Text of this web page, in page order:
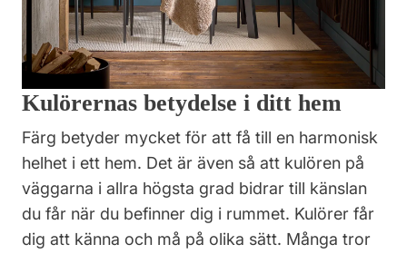
Kulörernas betydelse i ditt hem
Färg betyder mycket för att få till en harmonisk
helhet i ett hem. Det är även så att kulören på
väggarna i allra högsta grad bidrar till känslan
du får när du befinner dig i rummet. Kulörer får
dig att känna och må på olika sätt. Många tror